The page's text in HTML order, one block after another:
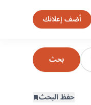
أضف إعلانك
بحث
حفظ البحث